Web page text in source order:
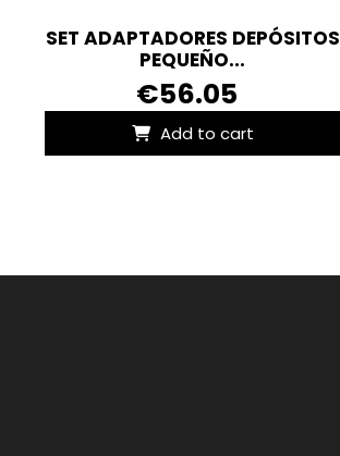
SET ADAPTADORES DEPÓSITOS
PEQUEÑO...
€56.05
Add to cart